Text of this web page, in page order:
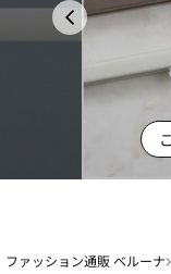
ファッション通販 ベルーナ